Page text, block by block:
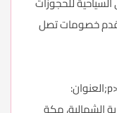
تقدم خصومات تصل
<p><span style="color: #974806;">&nbsp;العنوان: